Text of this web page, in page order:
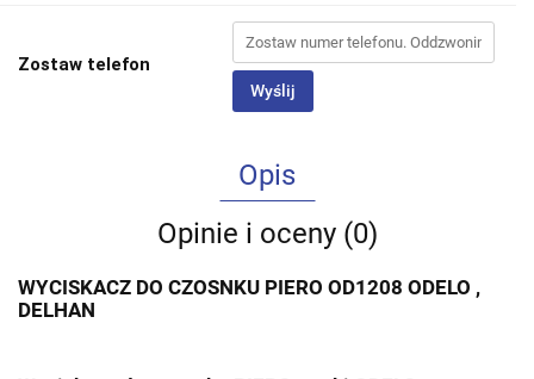
Zostaw telefon
Wyślij
Opis
Opinie i oceny (0)
WYCISKACZ DO CZOSNKU PIERO OD1208 ODELO ,
DELHAN